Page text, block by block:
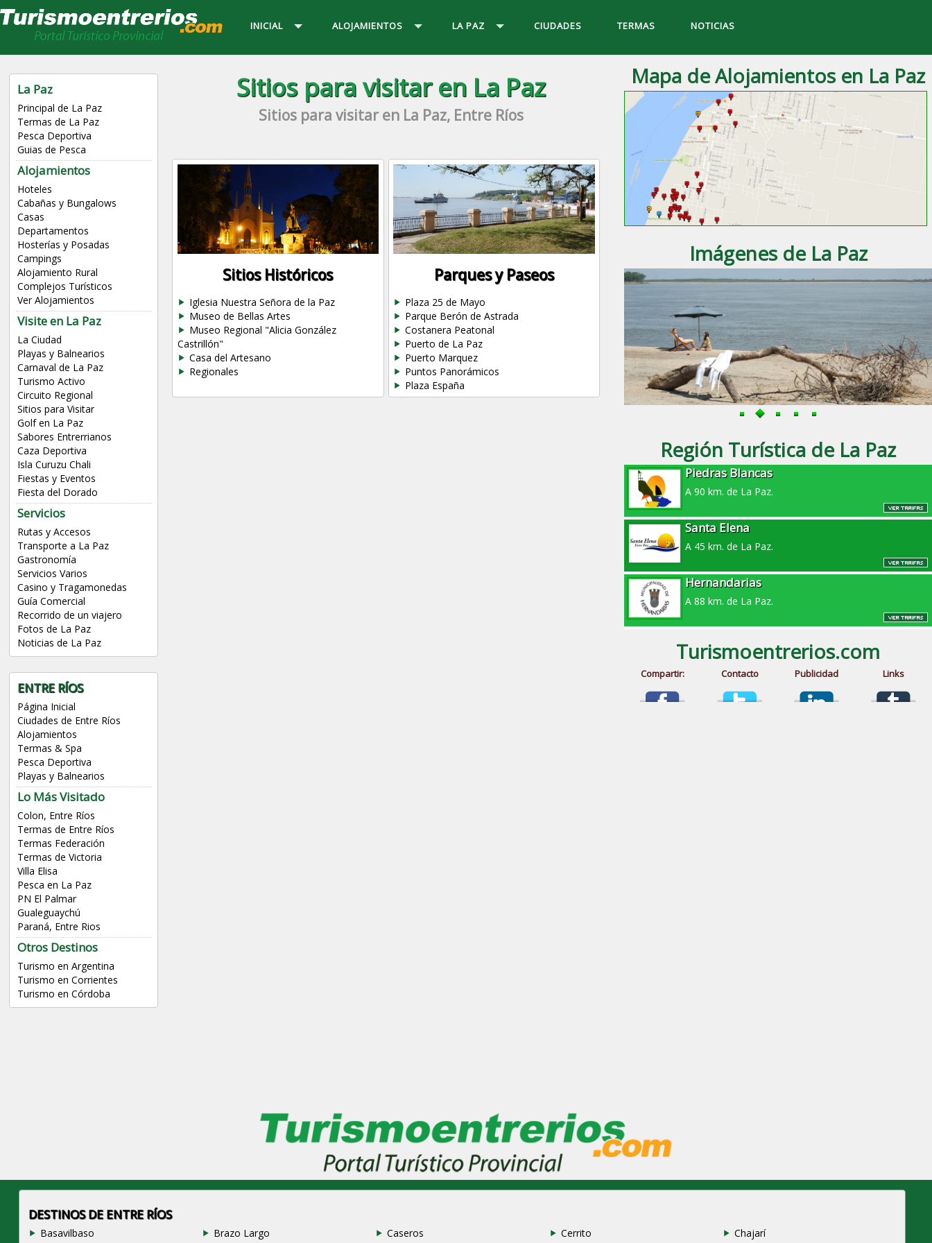
INICIAL ALOJAMIENTOS LA PAZ CIUDADES TERMAS NOTICIAS
La Paz
Principal de La Paz
Termas de La Paz
Pesca Deportiva
Guias de Pesca
Alojamientos
Hoteles
Cabañas y Bungalows
Casas
Departamentos
Hosterías y Posadas
Campings
Alojamiento Rural
Complejos Turísticos
Ver Alojamientos
Visite en La Paz
La Ciudad
Playas y Balnearios
Carnaval de La Paz
Turismo Activo
Circuito Regional
Sitios para Visitar
Golf en La Paz
Sabores Entrerrianos
Caza Deportiva
Isla Curuzu Chali
Fiestas y Eventos
Fiesta del Dorado
Servicios
Rutas y Accesos
Transporte a La Paz
Gastronomía
Servicios Varios
Casino y Tragamonedas
Guía Comercial
Recorrido de un viajero
Fotos de La Paz
Noticias de La Paz
ENTRE RÍOS
Página Inicial
Ciudades de Entre Ríos
Alojamientos
Termas & Spa
Pesca Deportiva
Playas y Balnearios
Lo Más Visitado
Colon, Entre Ríos
Termas de Entre Ríos
Termas Federación
Termas de Victoria
Villa Elisa
Pesca en La Paz
PN El Palmar
Gualeguaychú
Paraná, Entre Rios
Otros Destinos
Turismo en Argentina
Turismo en Corrientes
Turismo en Córdoba
Sitios para visitar en La Paz
Sitios para visitar en La Paz, Entre Ríos
Sitios Históricos
Iglesia Nuestra Señora de la Paz
Museo de Bellas Artes
Museo Regional "Alicia González
Castrillón"
Casa del Artesano
Regionales
Parques y Paseos
Plaza 25 de Mayo
Parque Berón de Astrada
Costanera Peatonal
Puerto de La Paz
Puerto Marquez
Puntos Panorámicos
Plaza España
Mapa de Alojamientos en La Paz
Imágenes de La Paz
Región Turística de La Paz
Piedras Blancas
A 90 km. de La Paz.
Santa Elena
A 45 km. de La Paz.
Hernandarias
A 88 km. de La Paz.
Turismoentrerios.com
Compartir: Contacto Publicidad Links
DESTINOS DE ENTRE RÍOS
Basavilbaso Brazo Largo Caseros Cerrito
Chajarí